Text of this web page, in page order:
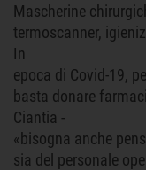
Mascherine
termoscanner,
In
epoca di Covid-19,
basta donare
Ciantia -
«bisogna anche
sia del personale